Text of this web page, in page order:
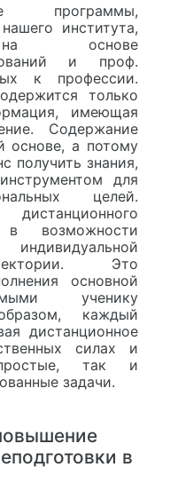
программы,
института,
на основе
и проф.
к профессии.
только
имеющая
Содержание
основе, а потому
получить знания,
для
целей.
в возможности
Это
основной
ученику
каждый
дистанционное
силах и
так и
задачи.
в